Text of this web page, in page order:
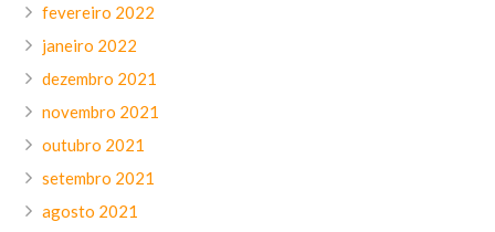
fevereiro 2022
janeiro 2022
dezembro 2021
novembro 2021
outubro 2021
setembro 2021
agosto 2021